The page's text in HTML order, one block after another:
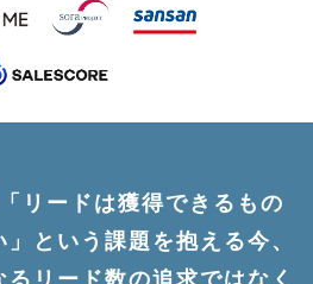
リードは獲得できるもの
という課題を抱える今、
リード数の追求ではなく